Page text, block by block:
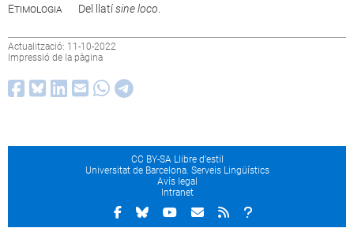
Etimologia Del llatísine loco
Actualització: 11-10-2022
Impressió de la pàgina
CC BY-SA Llibre d’estil
Universitat de Barcelona. Serveis Lingüístics
Avís legal
Intranet